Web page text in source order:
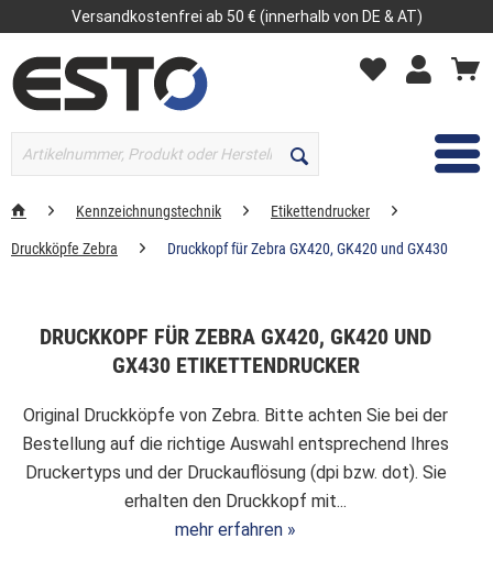
Versandkostenfrei ab 50 € (innerhalb von DE & AT)
MENÜ
Kennzeichnungstechnik Etikettendrucker
Druckköpfe Zebra Druckkopf für Zebra GX420, GK420 und GX430
DRUCKKOPF FÜR ZEBRA GX420, GK420 UND
GX430 ETIKETTENDRUCKER
Original Druckköpfe von Zebra. Bitte achten Sie bei der
Bestellung auf die richtige Auswahl entsprechend Ihres
Druckertyps und der Druckauflösung (dpi bzw. dot). Sie
erhalten den Druckkopf mit...
mehr erfahren »